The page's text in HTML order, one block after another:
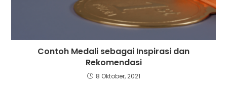
Contoh Medali sebagai Inspirasi dan
Rekomendasi
8 Oktober, 2021